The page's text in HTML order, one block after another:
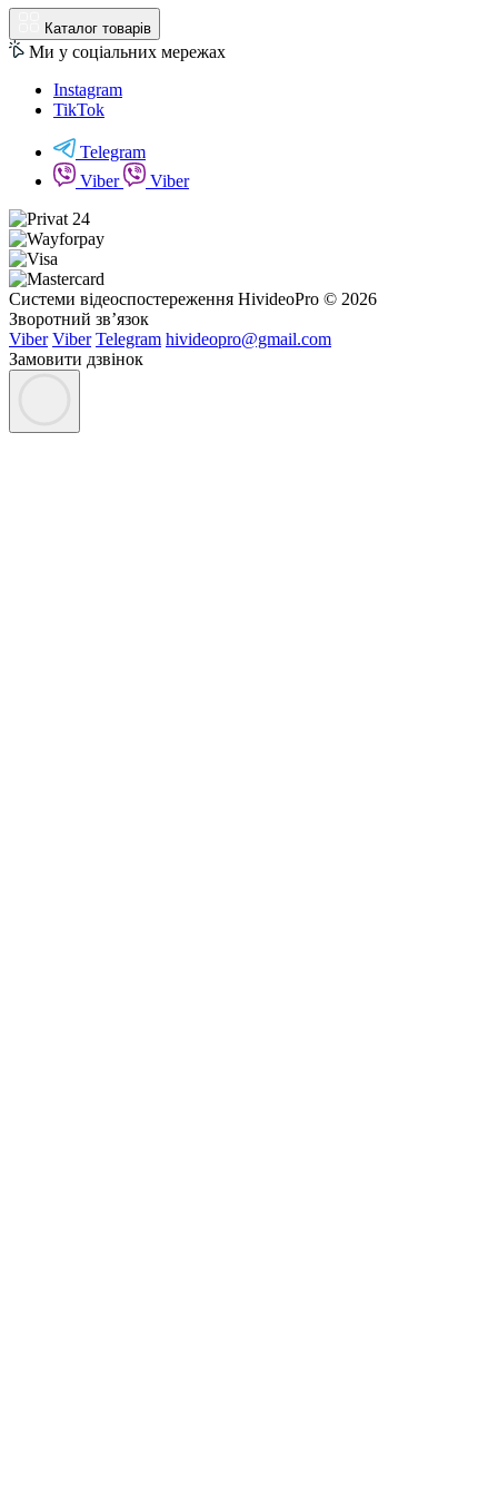
Каталог товарів
Ми у соціальних мережах
Instagram
TikTok
Telegram
Viber
Viber
Системи відеоспостереження HivideoPro © 2026
Зворотний зв’язок
Viber Viber Telegram hivideopro@gmail.com
Замовити дзвінок